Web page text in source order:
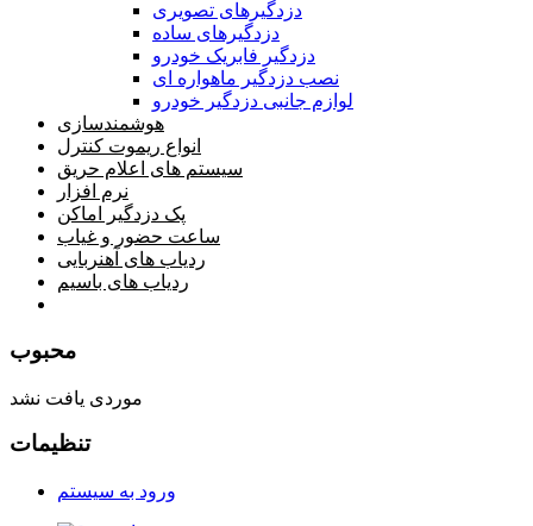
دزدگیرهای تصویری
دزدگیرهای ساده
دزدگیر فابریک خودرو
نصب دزدگیر ماهواره ای
لوازم جانبی دزدگیر خودرو
هوشمندسازی
انواع ریموت کنترل
سیستم های اعلام حریق
نرم افزار
پک دزدگیر اماکن
ساعت حضور و غیاب
ردیاب های آهنربایی
ردیاب های باسیم
محبوب
موردی یافت نشد
تنظیمات
ورود به سیستم